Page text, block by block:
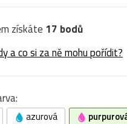
získáte 17 bodů
a co si za ně mohu pořídit?
azurová